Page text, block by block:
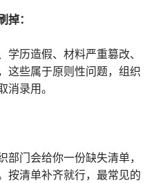
：
历造假、材料严重篡改、
这些属于原则性问题，组织
录用。
部门会给你一份缺失清单，
按清单补齐就行，最常见的